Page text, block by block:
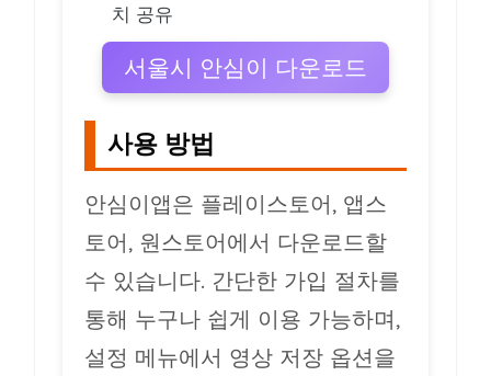
치 공유
서울시 안심이 다운로드
사용 방법
안심이앱은 플레이스토어, 앱스
토어, 원스토어에서 다운로드할
수 있습니다. 간단한 가입 절차를
통해 누구나 쉽게 이용 가능하며,
설정 메뉴에서 영상 저장 옵션을